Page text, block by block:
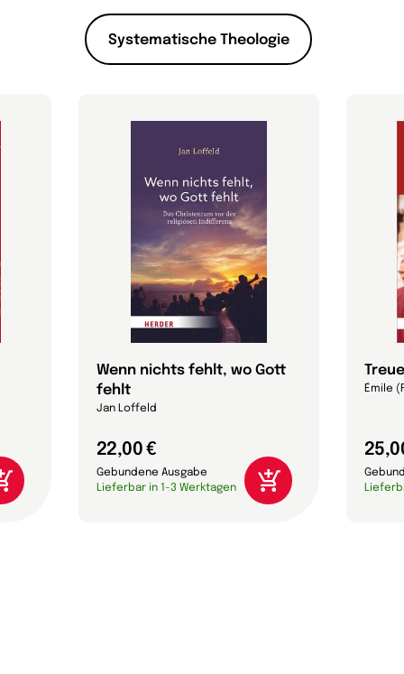
Systematische Theologie
Wenn nichts fehlt, wo Gott
fehlt
Jan Loffeld
22,00 €
Gebundene Ausgabe
Lieferbar in 1-3 Werktagen
Émile